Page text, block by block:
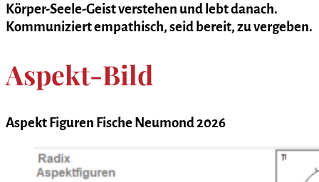
Körper-Seele-Geist verstehen und lebt danach.
Kommuniziert empathisch, seid bereit, zu vergeben.
Aspekt-Bild
Aspekt Figuren Fische Neumond 2026